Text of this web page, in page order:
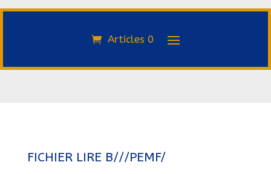
Articles 0
FICHIER LIRE B///PEMF/